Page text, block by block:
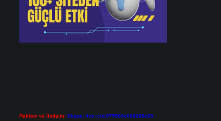
Reklam ve İletişim: Skype: live:.cid.575569c608265c69